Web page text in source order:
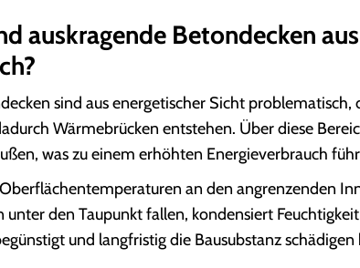
auskragende Betondecken
sind aus energetischer Sicht problematisch,
Wärmebrücken entstehen. Über diese
was zu einem erhöhten Energieverbrauch
an den angrenzenden
unter den Taupunkt fallen, kondensiert
und langfristig die Bausubstanz schädigen